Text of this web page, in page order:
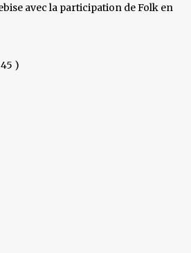
avec la participation de Folk en
)